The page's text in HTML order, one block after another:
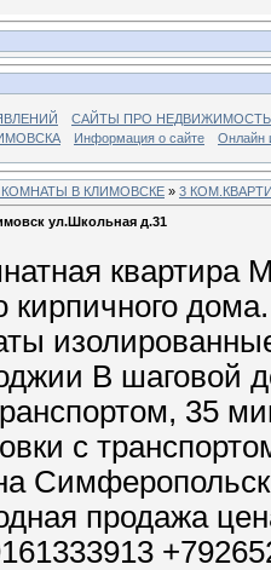
САЙТЫ ПРО
Информация о сайте Онлайн
В КЛИМОВСКЕ » 3
ул.Школьная д.31
квартира
кирпичного
В шаговой
35
с
продажа